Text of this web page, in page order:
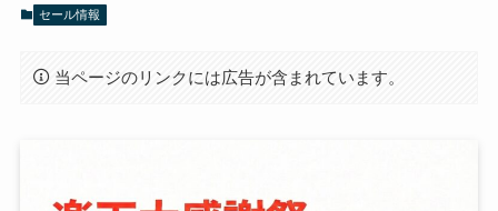
セール情報
当ページのリンクには広告が含まれています。